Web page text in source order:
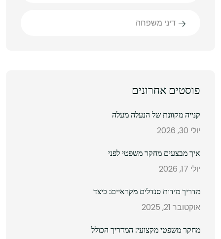
דיני משפחה
פוסטים אחרונים
קנייה מקוונת של הנעלה מעלה
יולי 30, 2026
איך מבצעים מחקר משפטי לפני
יולי 17, 2026
מדריך מידות סנדלים מקראיים: כיצד
אוקטובר 21, 2025
מחקר משפטי מקצועי: המדריך הכולל